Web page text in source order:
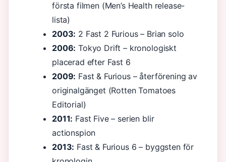
första filmen (Men’s Health release-
lista)
2003: 2 Fast 2 Furious – Brian solo
2006: Tokyo Drift – kronologiskt
placerad efter Fast 6
2009: Fast & Furious – återförening av
originalgänget (Rotten Tomatoes
Editorial)
2011: Fast Five – serien blir
actionspion
2013: Fast & Furious 6 – byggsten för